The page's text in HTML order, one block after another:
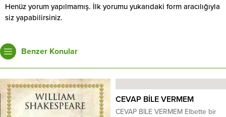
Henüz yorum yapılmamış. İlk yorumu yukarıdaki form aracılığıyla
siz yapabilirsiniz.
Benzer Konular
CEVAP BİLE VERMEM
CEVAP BİLE VERMEM Elbette bir